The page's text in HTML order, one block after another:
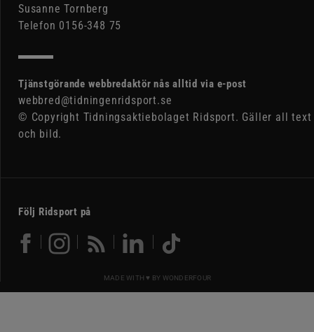
Susanne Tornberg
Telefon 0156-348 75
Tjänstgörande webbredaktör nås alltid via e-post
webbred@tidningenridsport.se
© Copyright Tidningsaktiebolaget Ridsport. Gäller all text
och bild.
Följ Ridsport på
MADE WITH ♥ BY WONDERFOUR